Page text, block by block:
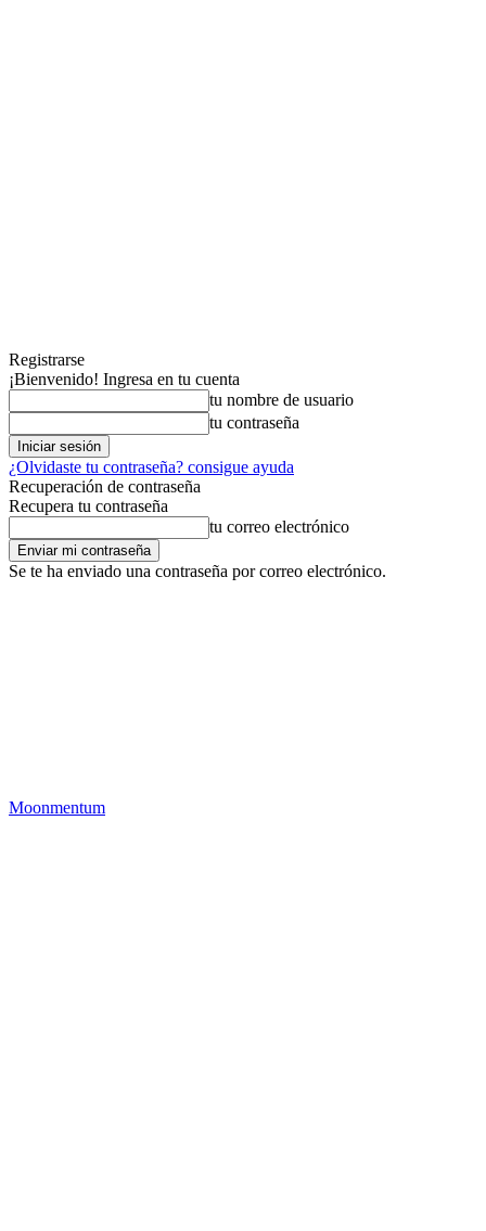
Registrarse
¡Bienvenido! Ingresa en tu cuenta
tu nombre de usuario
tu contraseña
¿Olvidaste tu contraseña? consigue ayuda
Recuperación de contraseña
Recupera tu contraseña
tu correo electrónico
Se te ha enviado una contraseña por correo electrónico.
Moonmentum